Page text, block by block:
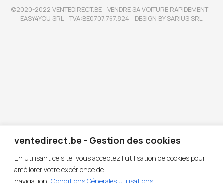
ventedirect.be - Gestion des cookies
En utilisant ce site, vous acceptez l'utilisation de cookies pour
améliorer votre expérience de
navigation. Conditions Génerales utilisations
©2020-2022 VENTEDIRECT.BE - VENDRE SA VOITURE RAPIDEMENT -
EASY4YOU SRL - TVA:BE0707.767.824 - DESIGN BY SARIUS SRL